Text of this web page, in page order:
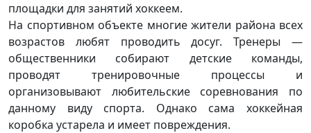
площадки для занятий хоккеем.
На спортивном объекте многие жители района всех
возрастов любят проводить досуг. Тренеры —
общественники собирают детские команды,
проводят тренировочные процессы и
организовывают любительские соревнования по
данному виду спорта. Однако сама хоккейная
коробка устарела и имеет повреждения.